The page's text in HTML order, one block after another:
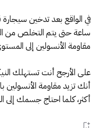
ساعة حتى يتم التخلص من
مقاومة الأنسولين إلى
على الأرجح أنت تستهلك
أنك تزيد مقاومة الأنسولين
أكثر، كلما احتاج جسمك إلى